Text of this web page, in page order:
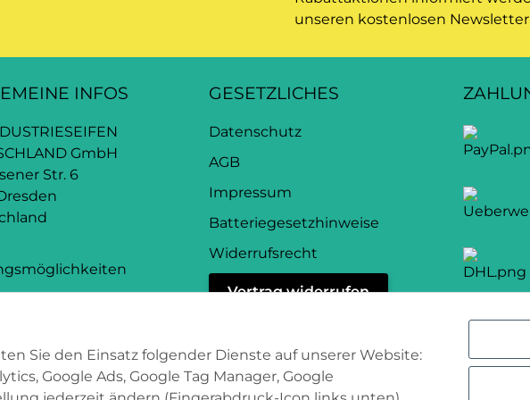
Sie den Einsatz folgender Dienste auf unserer Website:
Google Ads, Google Tag Manager, Google
unseren kostenlosen Newsletter
INFOS
GmbH
Str. 6
GESETZLICHES
Datenschutz
AGB
Impressum
Batteriegesetzhinweise
Widerrufsrecht
Vertrag widerrufen